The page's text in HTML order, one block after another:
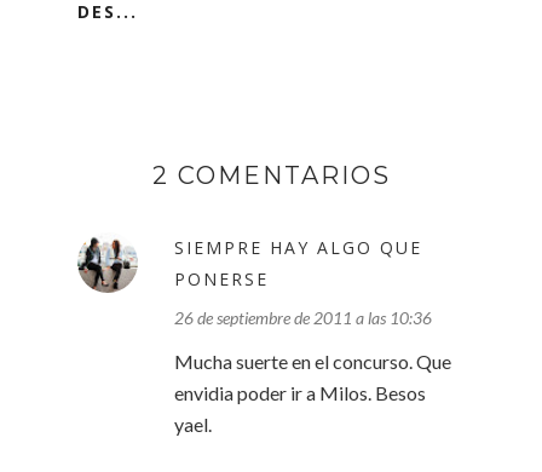
DES...
2 COMENTARIOS
SIEMPRE HAY ALGO QUE
PONERSE
26 de septiembre de 2011 a las 10:36
Mucha suerte en el concurso. Que
envidia poder ir a Milos. Besos
yael.